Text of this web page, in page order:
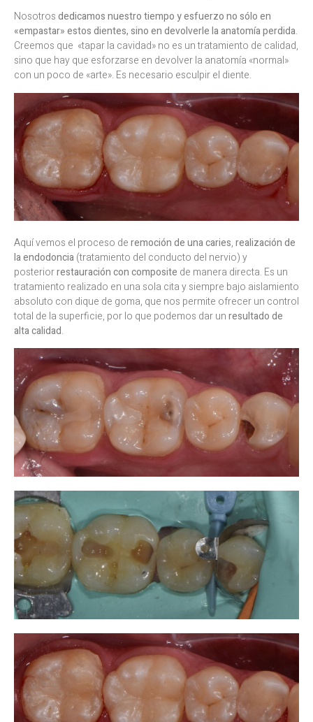
Nosotrosdedicamos nuestro tiempo y esfuerzo no sólo en
«empastar» estos dientes, sino en devolverle la anatomía perdida.
Creemos que «tapar la cavidad» no es un tratamiento de calidad,
sino que hay que esforzarse en devolver la anatomía «normal»
con un poco de «arte». Es necesario esculpir el diente.
Aquí vemos el proceso deremoción de una caries,realización de
la endodoncia(tratamiento del conducto del nervio) y
posteriorrestauración con composite de manera directa. Es un
tratamiento realizado en una sola cita y siempre bajo aislamiento
absoluto con dique de goma, que nos permite ofrecer un control
total de la superficie, por lo que podemos dar unresultado de
alta calidad.